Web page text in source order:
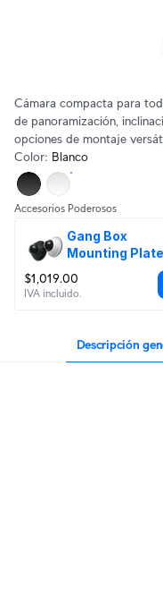
Cámara compacta para
de panoramización,
opciones de montaje
Color: Blanco
Accesorios Poderosos
Gang Box
Mounting Plate
$1,019.00
IVA incluido.
Descripción